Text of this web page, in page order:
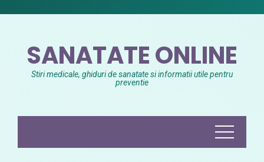
SANATATE ONLINE
Stiri medicale, ghiduri de sanatate si informatii utile pentru
preventie